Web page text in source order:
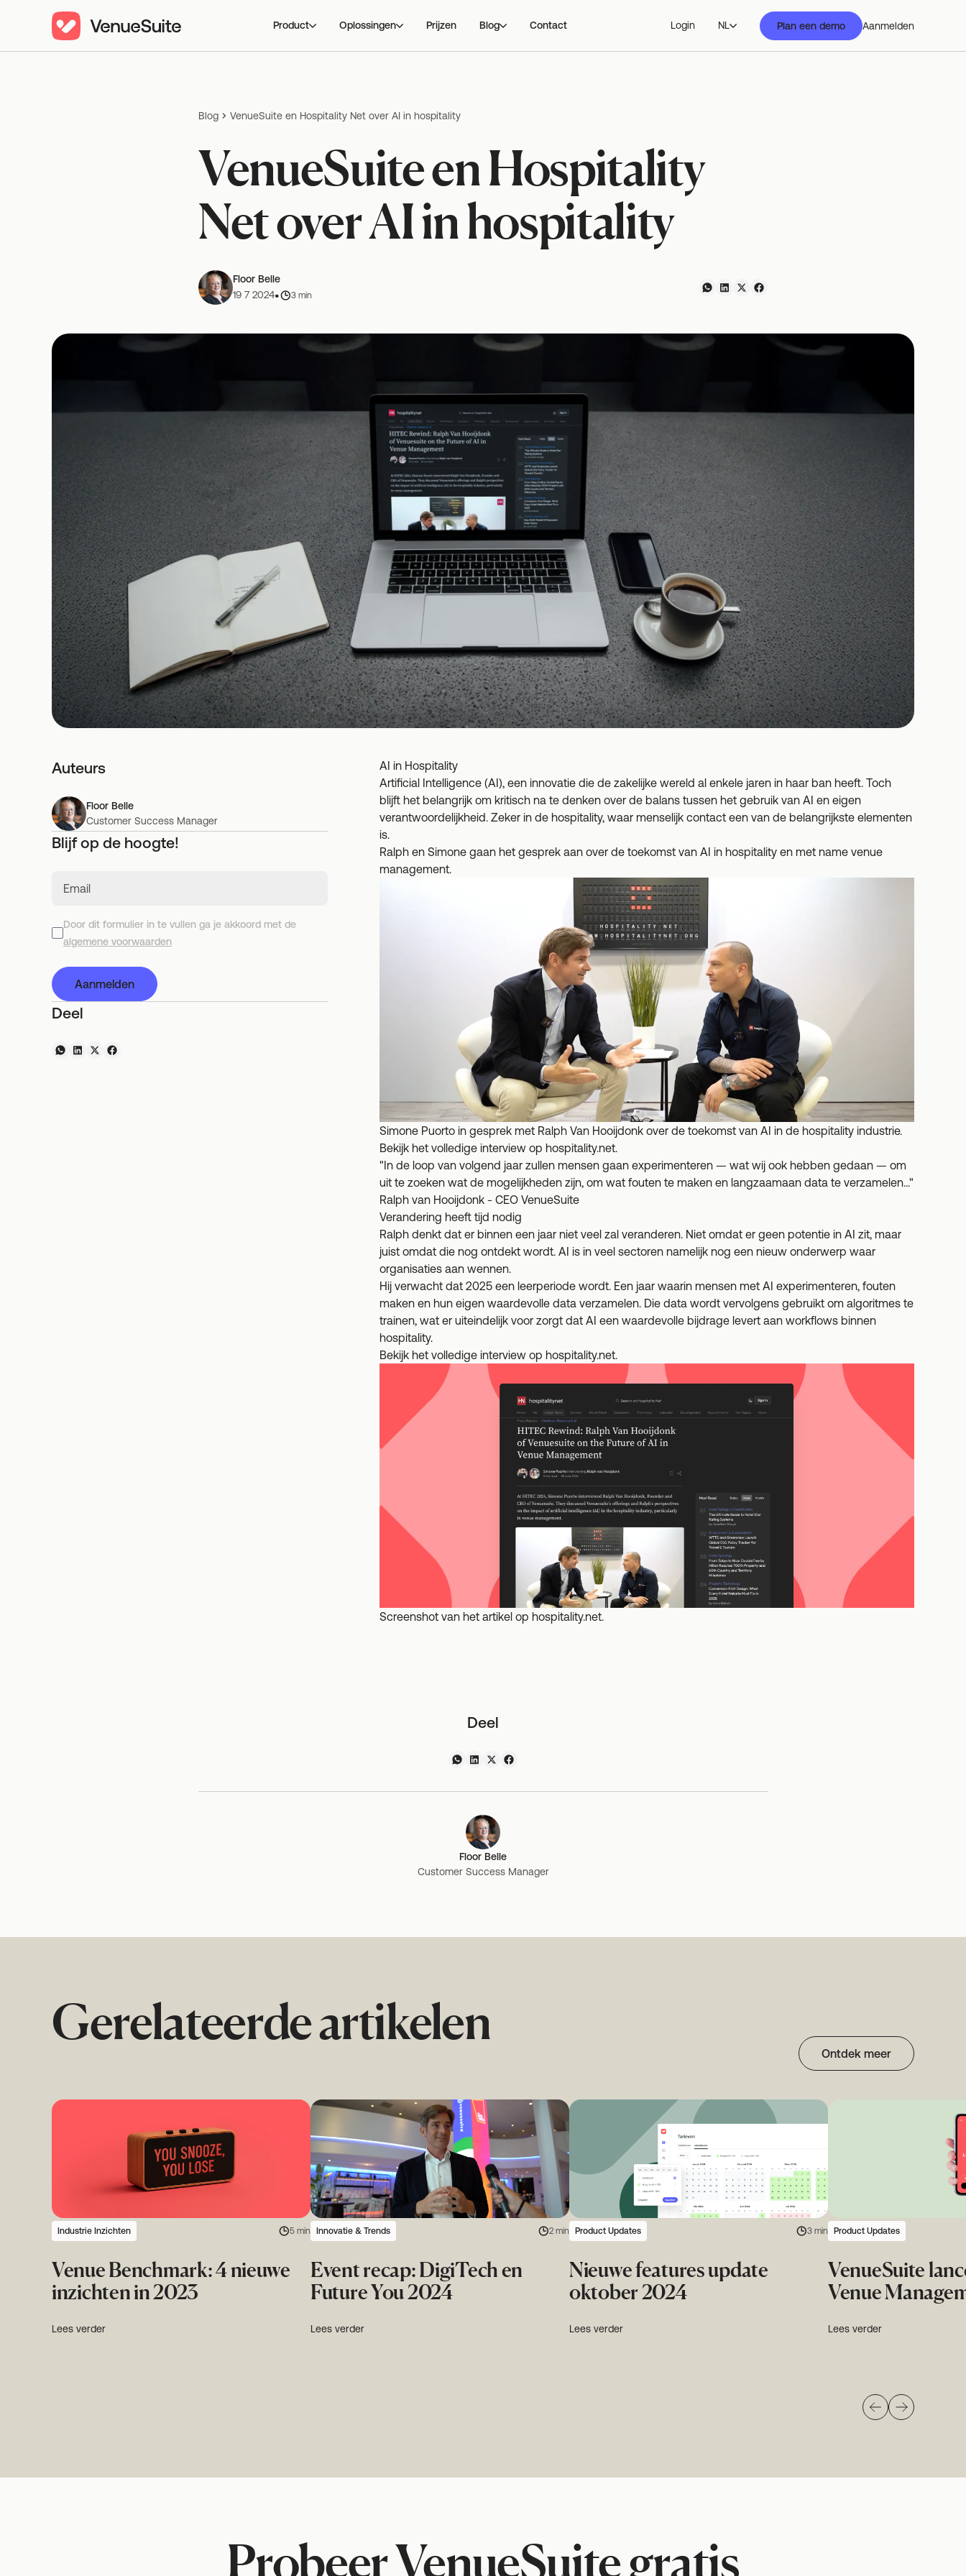
Product Oplossingen Prijzen Blog Contact Login NL Plan een demo Aanmelden
Blog VenueSuite en Hospitality Net over AI in hospitality
VenueSuite en Hospitality
Net over AI in hospitality
Floor Belle
19 7 2024• 3 min
Auteurs
Floor Belle
Customer Success Manager
Blijf op de hoogte!
Door dit formulier in te vullen ga je akkoord met de
algemene voorwaarden
Aanmelden
Deel
AI in Hospitality
Artificial Intelligence (AI), een innovatie die de zakelijke wereld al enkele jaren in haar ban heeft. Toch
blijft het belangrijk om kritisch na te denken over de balans tussen het gebruik van AI en eigen
verantwoordelijkheid. Zeker in de hospitality, waar menselijk contact een van de belangrijkste elementen
is.
Ralph en Simone gaan het gesprek aan over de toekomst van AI in hospitality en met name venue
management.
Simone Puorto in gesprek met Ralph Van Hooijdonk over de toekomst van AI in de hospitality industrie.
Bekijk het volledige interview op hospitality.net.
"In de loop van volgend jaar zullen mensen gaan experimenteren — wat wij ook hebben gedaan — om
uit te zoeken wat de mogelijkheden zijn, om wat fouten te maken en langzaamaan data te verzamelen..."
Ralph van Hooijdonk - CEO VenueSuite
Verandering heeft tijd nodig
Ralph denkt dat er binnen een jaar niet veel zal veranderen. Niet omdat er geen potentie in AI zit, maar
juist omdat die nog ontdekt wordt. AI is in veel sectoren namelijk nog een nieuw onderwerp waar
organisaties aan wennen.
Hij verwacht dat 2025 een leerperiode wordt. Een jaar waarin mensen met AI experimenteren, fouten
maken en hun eigen waardevolle data verzamelen. Die data wordt vervolgens gebruikt om algoritmes te
trainen, wat er uiteindelijk voor zorgt dat AI een waardevolle bijdrage levert aan workflows binnen
hospitality.
Bekijk het volledige interview op hospitality.net.
Screenshot van het artikel op hospitality.net.
Deel
Floor Belle
Customer Success Manager
Gerelateerde artikelen
Ontdek meer
Industrie Inzichten 5 min
Venue Benchmark: 4 nieuwe
inzichten in 2023
Lees verder
Innovatie & Trends 2 min
Event recap: DigiTech en
Future You 2024
Lees verder
Product Updates 3 min
Nieuwe features update
oktober 2024
Lees verder
Product Updates
VenueSuite
Venue
Lees verder
Probeer VenueSuite gratis